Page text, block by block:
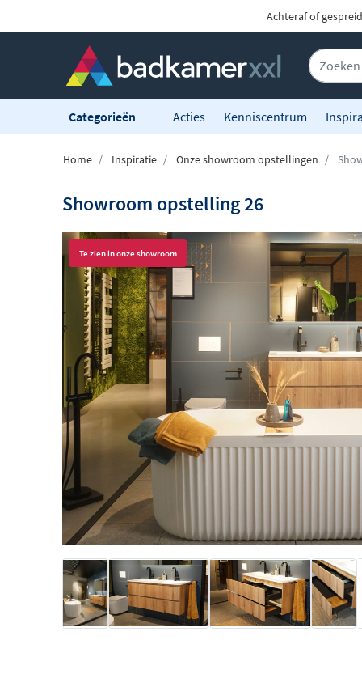
Achteraf of
Categorieën Acties Kenniscentrum
Home Inspiratie Onze showroom opstellingen
Showroom opstelling 26
Te zien in onze showroom